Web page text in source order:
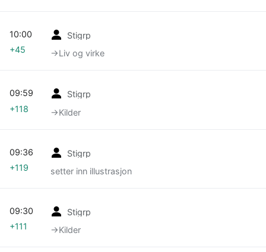
Stigrp
→‎Liv og virke
10:00
+45
Stigrp
→‎Kilder
09:59
+118
Stigrp
setter inn illustrasjon
09:36
+119
Stigrp
→‎Kilder
09:30
+111